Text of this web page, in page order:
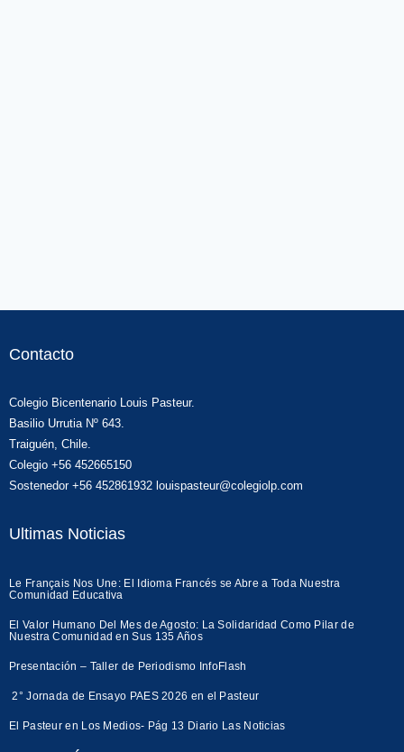
Contacto
Colegio Bicentenario Louis Pasteur.
Basilio Urrutia Nº 643.
Traiguén, Chile.
Colegio +56 452665150
Sostenedor +56 452861932 louispasteur@colegiolp.com
Ultimas Noticias
Le Français Nos Une: El Idioma Francés se Abre a Toda Nuestra
Comunidad Educativa
El Valor Humano Del Mes de Agosto: La Solidaridad Como Pilar de
Nuestra Comunidad en Sus 135 Años
Presentación – Taller de Periodismo InfoFlash
2° Jornada de Ensayo PAES 2026 en el Pasteur
El Pasteur en Los Medios- Pág 13 Diario Las Noticias